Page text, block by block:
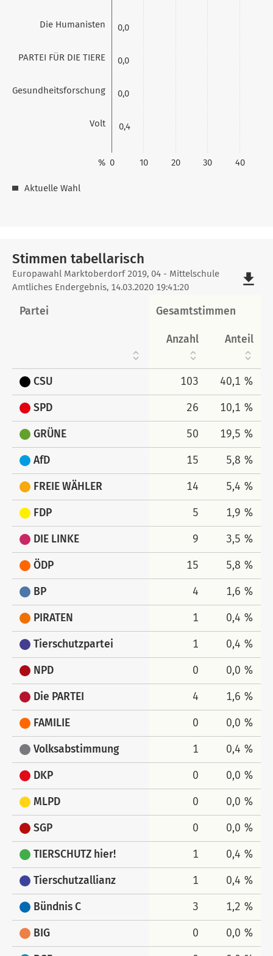
Die Humanisten
PARTEI FÜR DIE TIERE
Gesundheitsforschung
Volt
0 10 20 30 40
%
0,0
0,0
0,0
0,4
Aktuelle Wahl
Stimmen tabellarisch
Stimmen
tabellarisch
Europawahl Marktoberdorf 2019, 04 - Mittelschule
Amtliches Endergebnis, 14.03.2020 19:41:20
file_download
Partei Gesamtstimmen
Anzahl Anteil
CSU 103 40,1 %
SPD 26 10,1 %
GRÜNE 50 19,5 %
AfD 15 5,8 %
FREIE WÄHLER 14 5,4 %
FDP 5 1,9 %
DIE LINKE 9 3,5 %
ÖDP 15 5,8 %
BP 4 1,6 %
PIRATEN 1 0,4 %
Tierschutzpartei 1 0,4 %
NPD 0 0,0 %
Die PARTEI 4 1,6 %
FAMILIE 0 0,0 %
Volksabstimmung 1 0,4 %
DKP 0 0,0 %
MLPD 0 0,0 %
SGP 0 0,0 %
TIERSCHUTZ hier! 1 0,4 %
Tierschutzallianz 1 0,4 %
Bündnis C 3 1,2 %
BIG 0 0,0 %